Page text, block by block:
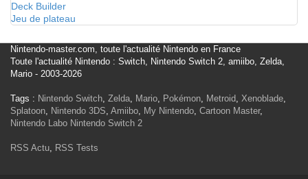
Deck Builder
Jeu de plateau
Nintendo-master.com, toute l'actualité Nintendo en France
Toute l'actualité Nintendo : Switch, Nintendo Switch 2, amiibo, Zelda,
Mario - 2003-2026
Tags : Nintendo Switch, Zelda, Mario, Pokémon, Metroid, Xenoblade,
Splatoon, Nintendo 3DS, Amiibo, My Nintendo, Cartoon Master,
Nintendo Labo Nintendo Switch 2
RSS Actu, RSS Tests